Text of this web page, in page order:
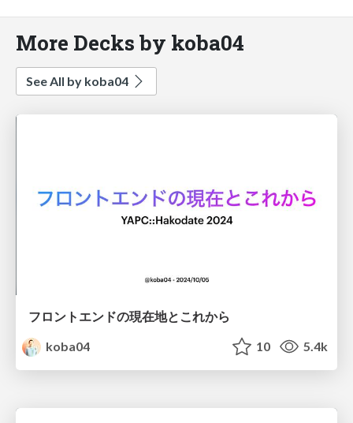
More Decks by koba04
See All by koba04
フロントエンドの現在地とこれから
koba04
10 5.4k